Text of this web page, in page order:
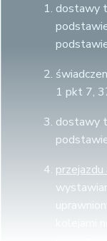
dostawy
1 pkt 7,
dostawy